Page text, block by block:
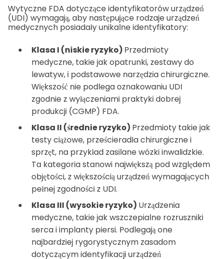
Wytyczne FDA dotyczące identyfikatorów urządzeń
(UDI) wymagają, aby następujące rodzaje urządzeń
medycznych posiadały unikalne identyfikatory:
Klasa I (niskie ryzyko) Przedmioty
medyczne, takie jak opatrunki, zestawy do
lewatyw, i podstawowe narzędzia chirurgiczne.
Większość nie podlega oznakowaniu UDI
zgodnie z wyłączeniami praktyki dobrej
produkcji (CGMP) FDA.
Klasa II (średnie ryzyko) Przedmioty takie jak
testy ciążowe, prześcieradła chirurgiczne i
sprzęt, na przykład zasilane wózki inwalidzkie.
Ta kategoria stanowi największą pod względem
objętości, z większością urządzeń wymagających
pełnej zgodności z UDI.
Klasa III (wysokie ryzyko) Urządzenia
medyczne, takie jak wszczepialne rozruszniki
serca i implanty piersi. Podlegają one
najbardziej rygorystycznym zasadom
dotyczącym identyfikacji urządzeń